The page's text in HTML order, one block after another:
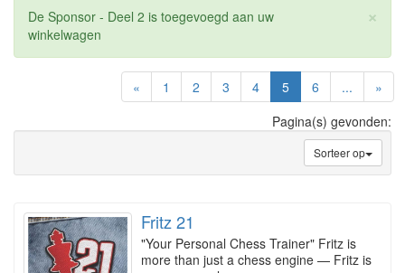
×
De Sponsor - Deel 2 is toegevoegd aan uw
winkelwagen
« 1 2 3 4 5(current)
6 ...
»
Pagina(s) gevonden:
Sorteer op
Fritz 21
"Your Personal Chess Trainer" Fritz is
more than just a chess engine — Fritz is